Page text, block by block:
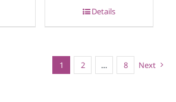
Details
1 2 … 8 Next